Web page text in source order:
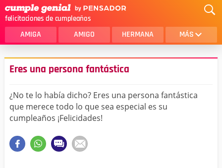
felicitaciones de cumpleaños
AMIGA AMIGO HERMANA MÁS
MAMA
AMOR
SOBRINA
HIJA
HERMANO
NOVIA
Eres una persona fantástica
¿No te lo había dicho? Eres una persona fantástica
que merece todo lo que sea especial es su
cumpleaños ¡Felicidades!